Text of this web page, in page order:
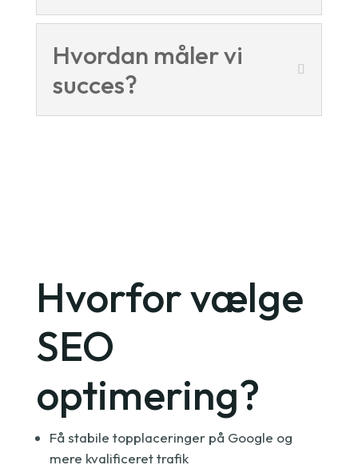
Hvordan måler vi
succes?
Hvorfor vælge
SEO
optimering?
Få stabile topplaceringer på Google og
mere kvalificeret trafik